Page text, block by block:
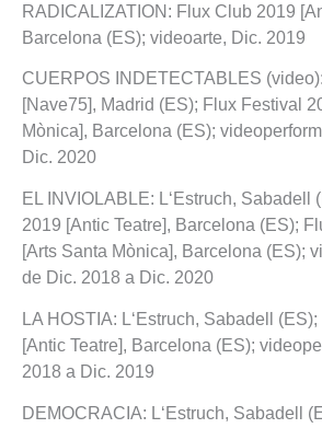
RADICALIZATION: Flux Club 2019
Barcelona (ES); videoarte, Dic. 2019
CUERPOS INDETECTABLES
[Nave75], Madrid (ES); Flux Festival
Mònica], Barcelona (ES);
Dic. 2020
EL INVIOLABLE: L‘Estruch, Sabadell
2019 [Antic Teatre], Barcelona (ES);
[Arts Santa Mònica], Barcelona (ES);
de Dic. 2018 a Dic. 2020
LA HOSTIA: L‘Estruch, Sabadell
[Antic Teatre], Barcelona (ES);
2018 a Dic. 2019
DEMOCRACIA: L‘Estruch, Sabadell